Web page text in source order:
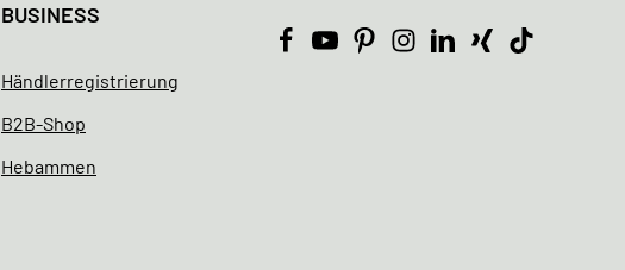
BUSINESS
Händlerregistrierung
B2B-Shop
Hebammen